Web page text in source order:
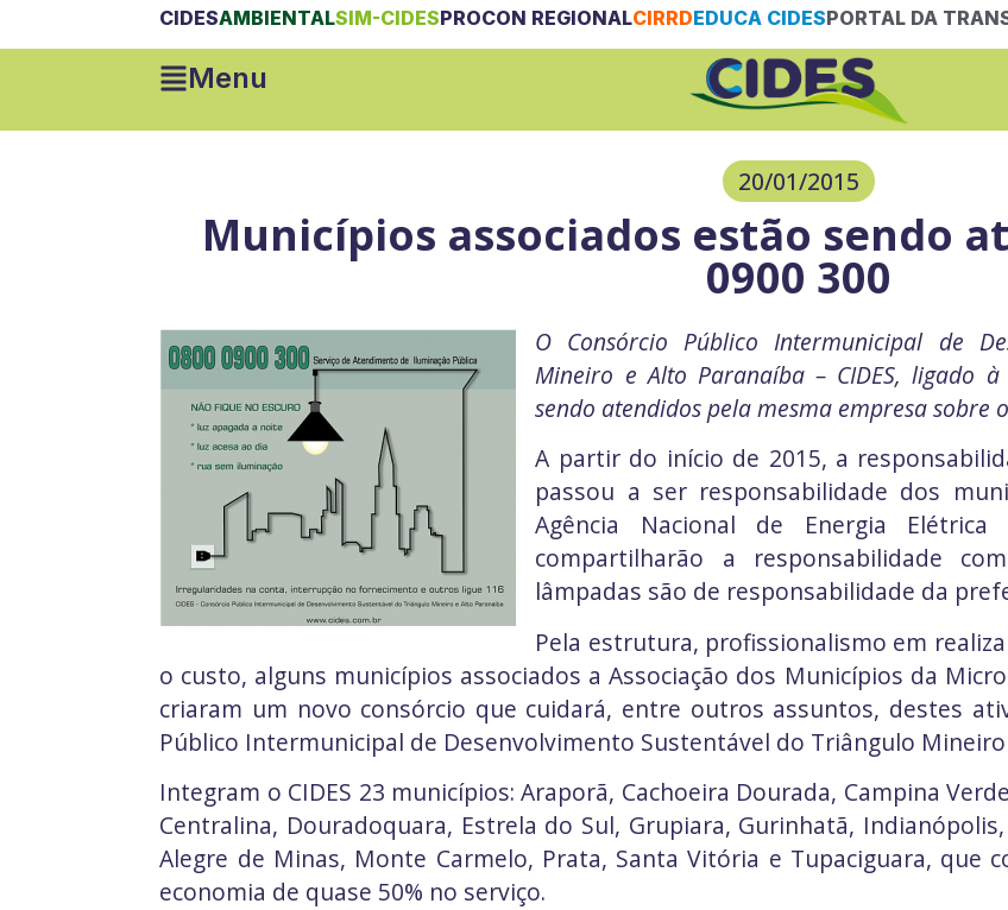
CIDESAMBIENTALSIM-CIDESPROCON REGIONALCIRRDEDUCA CIDESPORTAL DA
Menu
20/01/2015
Municípios associados estão sendo
0900 300
O Consórcio Público Intermunicipal de
Mineiro e Alto Paranaíba – CIDES, ligado
sendo atendidos pela mesma empresa sobre
A partir do início de 2015, a
passou a ser responsabilidade dos
Agência Nacional de Energia
compartilharão a responsabilidade
lâmpadas são de responsabilidade da
Pela estrutura, profissionalismo em
o custo, alguns municípios associados a Associação dos Municípios da
criaram um novo consórcio que cuidará, entre outros assuntos, destes
Público Intermunicipal de Desenvolvimento Sustentável do Triângulo Mineiro
Integram o CIDES 23 municípios: Araporã, Cachoeira Dourada, Campina
Centralina, Douradoquara, Estrela do Sul, Grupiara, Gurinhatã,
Alegre de Minas, Monte Carmelo, Prata, Santa Vitória e Tupaciguara, que
economia de quase 50% no serviço.